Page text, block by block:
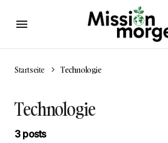
Startseite Technologie
Technologie
3 posts